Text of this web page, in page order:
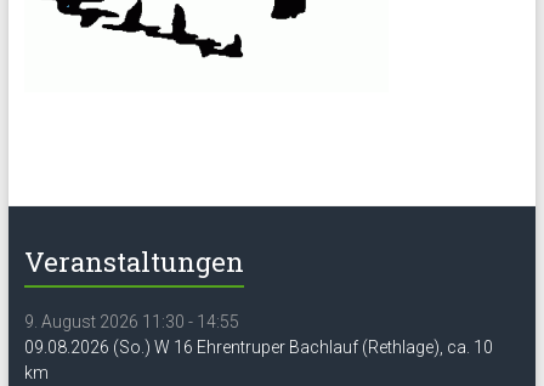
Veranstaltungen
9. August 2026 11:30 - 14:55
09.08.2026 (So.) W 16 Ehrentruper Bachlauf (Rethlage), ca. 10
km